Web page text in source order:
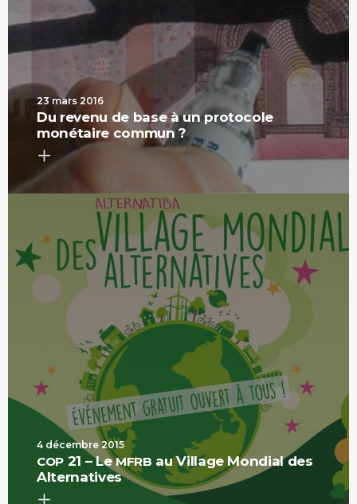
23 mars 2016
Du revenu de base à un protocole
monétaire commun ?
4 décembre 2015
COP21 – LeMFRB au Village Mondial des
Alternatives